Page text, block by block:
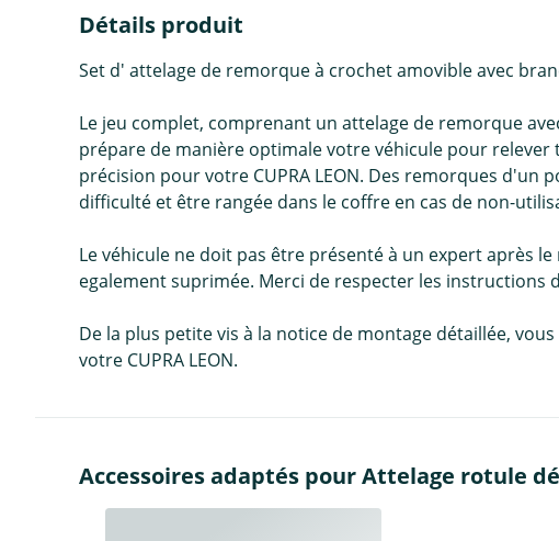
Détails produit
Set d' attelage de remorque à crochet amovible avec
Le jeu complet, comprenant un attelage de remorque
prépare de manière optimale votre véhicule pour
précision pour votre CUPRA LEON. Des remorques d'un
difficulté et être rangée dans le coffre en cas de non-
Le véhicule ne doit pas être présenté à un expert après
egalement suprimée. Merci de respecter les
De la plus petite vis à la notice de montage détaillée,
votre CUPRA LEON.
Accessoires adaptés pour Attelage rotule